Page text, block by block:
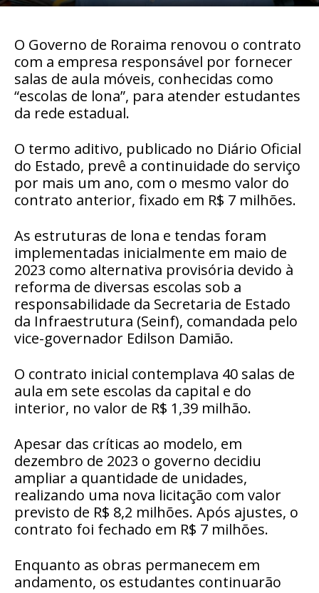
O Governo de Roraima renovou o contrato
com a empresa responsável por fornecer
salas de aula móveis, conhecidas como
“escolas de lona”, para atender estudantes
da rede estadual.
O termo aditivo, publicado no Diário Oficial
do Estado, prevê a continuidade do serviço
por mais um ano, com o mesmo valor do
contrato anterior, fixado em R$ 7 milhões.
As estruturas de lona e tendas foram
implementadas inicialmente em maio de
2023 como alternativa provisória devido à
reforma de diversas escolas sob a
responsabilidade da Secretaria de Estado
da Infraestrutura (Seinf), comandada pelo
vice-governador Edilson Damião.
O contrato inicial contemplava 40 salas de
aula em sete escolas da capital e do
interior, no valor de R$ 1,39 milhão.
Apesar das críticas ao modelo, em
dezembro de 2023 o governo decidiu
ampliar a quantidade de unidades,
realizando uma nova licitação com valor
previsto de R$ 8,2 milhões. Após ajustes, o
contrato foi fechado em R$ 7 milhões.
Enquanto as obras permanecem em
andamento, os estudantes continuarão